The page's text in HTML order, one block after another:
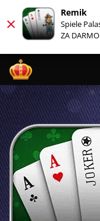
× Remik
Spiele
ZA